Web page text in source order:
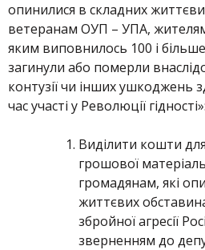
опинилися в складних
ветеранам ОУП – УПА, жителям
яким виповнилось 100 і більше
загинули або померли
контузії чи інших ушкоджень
час участі у Революції гідності»:
Виділити кошти
грошової
громадянам, які
життєвих
збройної агресії
зверненням до